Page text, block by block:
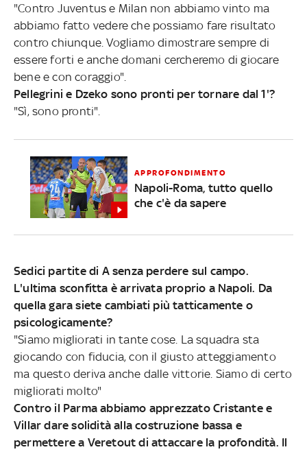
"Contro Juventus e Milan non abbiamo vinto ma
abbiamo fatto vedere che possiamo fare risultato
contro chiunque. Vogliamo dimostrare sempre di
essere forti e anche domani cercheremo di giocare
bene e con coraggio".
Pellegrini e Dzeko sono pronti per tornare dal 1'?
"Sì, sono pronti".
APPROFONDIMENTO
Napoli-Roma, tutto quello
che c'è da sapere
Sedici partite di A senza perdere sul campo.
L'ultima sconfitta è arrivata proprio a Napoli. Da
quella gara siete cambiati più tatticamente o
psicologicamente?
"Siamo migliorati in tante cose. La squadra sta
giocando con fiducia, con il giusto atteggiamento
ma questo deriva anche dalle vittorie. Siamo di certo
migliorati molto"
Contro il Parma abbiamo apprezzato Cristante e
Villar dare solidità alla costruzione bassa e
permettere a Veretout di attaccare la profondità. Il